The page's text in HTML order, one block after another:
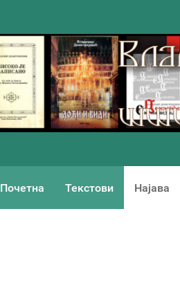
Почетна Текстови Најава